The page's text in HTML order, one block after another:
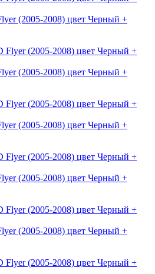
(2005-2008) цвет Черный +
(2005-2008) цвет Черный +
(2005-2008) цвет Черный +
(2005-2008) цвет Черный +
(2005-2008) цвет Черный +